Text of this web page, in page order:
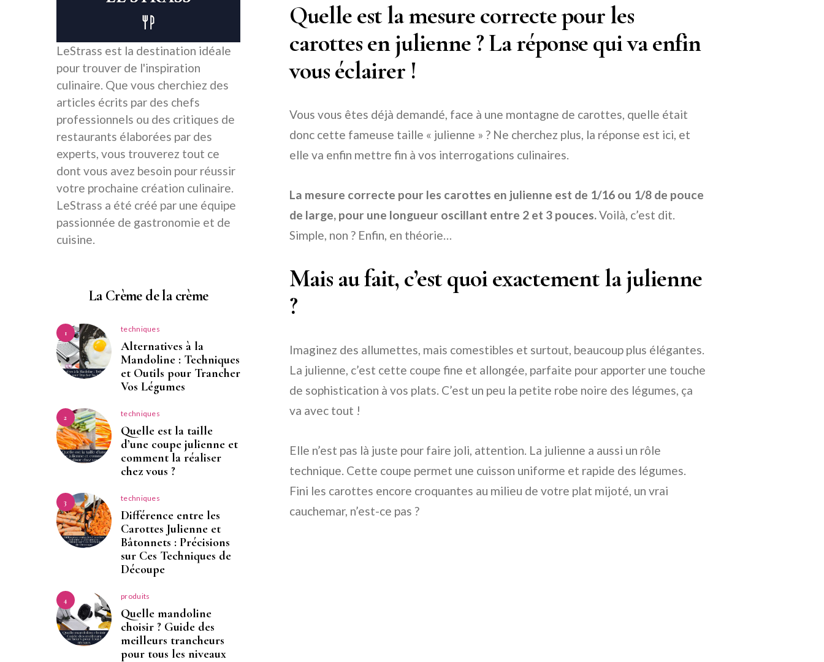
Quelle est la mesure correcte pour les
carottes en julienne ? La réponse qui va enfin
vous éclairer !
Vous vous êtes déjà demandé, face à une montagne de carottes, quelle était
donc cette fameuse taille « julienne » ? Ne cherchez plus, la réponse est ici, et
elle va enfin mettre fin à vos interrogations culinaires.
La mesure correcte pour les carottes en julienne est de 1/16 ou 1/8 de pouce
de large, pour une longueur oscillant entre 2 et 3 pouces.Voilà, c’est dit.
Simple, non ? Enfin, en théorie…
Mais au fait, c’est quoi exactement la julienne
?
Imaginez des allumettes, mais comestibles et surtout, beaucoup plus élégantes.
La julienne, c’est cette coupe fine et allongée, parfaite pour apporter une touche
de sophistication à vos plats. C’est un peu la petite robe noire des légumes, ça
va avec tout !
Elle n’est pas là juste pour faire joli, attention. La julienne a aussi un rôle
technique. Cette coupe permet une cuisson uniforme et rapide des légumes.
Fini les carottes encore croquantes au milieu de votre plat mijoté, un vrai
cauchemar, n’est-ce pas ?
LeStrass est la destination idéale
pour trouver de l'inspiration
culinaire. Que vous cherchiez des
articles écrits par des chefs
professionnels ou des critiques de
restaurants élaborées par des
experts, vous trouverez tout ce
dont vous avez besoin pour réussir
votre prochaine création culinaire.
LeStrass a été créé par une équipe
passionnée de gastronomie et de
cuisine.
La Crème de la crème
1 techniques
Alternatives à la
Mandoline : Techniques
et Outils pour Trancher
Vos Légumes
2 techniques
Quelle est la taille
d’une coupe julienne et
comment la réaliser
chez vous ?
3 techniques
Différence entre les
Carottes Julienne et
Bâtonnets : Précisions
sur Ces Techniques de
Découpe
4 produits
Quelle mandoline
choisir ? Guide des
meilleurs trancheurs
pour tous les niveaux